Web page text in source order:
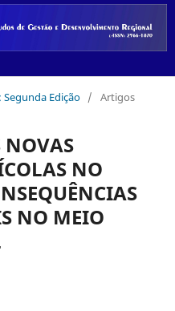
Segunda Edição / Artigos
NOVAS
NO
NO MEIO